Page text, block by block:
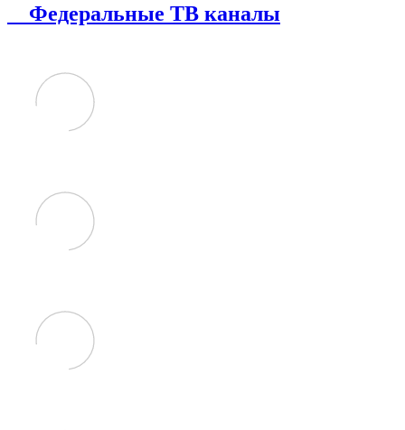
Федеральные ТВ каналы